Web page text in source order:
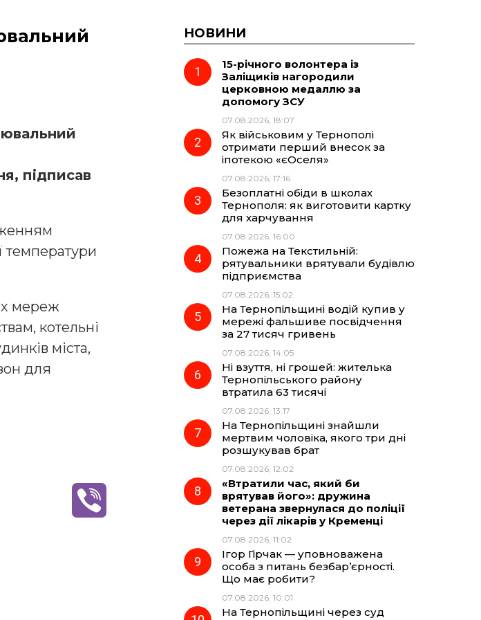
підписав
температури
мереж
котельні
міста,
для
НОВИНИ
15-річного волонтера із
Заліщиків нагородили
церковною медаллю за
допомогу ЗСУ
07.08.2026, 18:07
Як військовим у Тернополі
отримати перший внесок за
іпотекою «єОселя»
07.08.2026, 17:16
Безоплатні обіди в школах
Тернополя: як виготовити картку
для харчування
07.08.2026, 16:00
Пожежа на Текстильній:
рятувальники врятували будівлю
підприємства
07.08.2026, 15:02
На Тернопільщині водій купив у
мережі фальшиве посвідчення
за 27 тисяч гривень
07.08.2026, 14:05
Ні взуття, ні грошей: жителька
Тернопільського району
втратила 63 тисячі
07.08.2026, 13:17
На Тернопільщині знайшли
мертвим чоловіка, якого три дні
розшукував брат
07.08.2026, 12:02
«Втратили час, який би
врятував його»: дружина
ветерана звернулася до поліції
через дії лікарів у Кременці
07.08.2026, 11:02
Ігор Гірчак — уповноважена
особа з питань безбар’єрності.
Що має робити?
07.08.2026, 10:01
На Тернопільщині через суд